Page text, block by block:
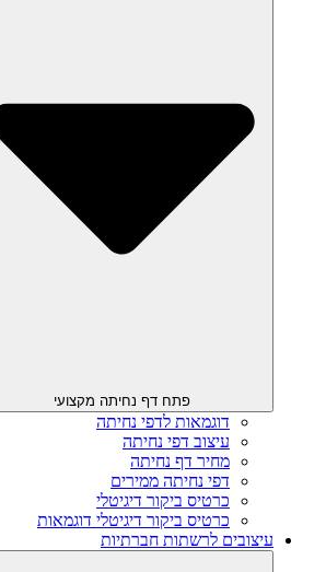
פתח דף נחיתה מקצועי
דוגמאות לדפי נחיתה
עיצוב דפי נחיתה
מחיר דף נחיתה
דפי נחיתה ממירים
כרטיס ביקור דיגיטלי
כרטיס ביקור דיגיטלי דוגמאות
עיצובים לרשתות חברתיות